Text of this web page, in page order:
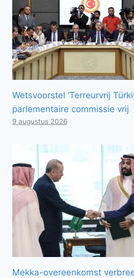
Wetsvoorstel ‘Terreurvrij
parlementaire commissie vrij
9 augustus 2026
Mekka-overeenkomst